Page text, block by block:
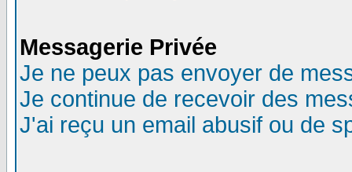
Messagerie Privée
Je ne peux pas envoyer de
Je continue de recevoir des
J'ai reçu un email abusif ou de